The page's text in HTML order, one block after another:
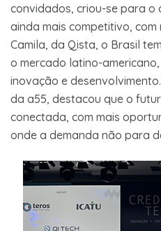
convidados, criou-se para o
ainda mais competitivo,
Camila, da Qista, o Brasil
o mercado latino-
inovação e
da a55, destacou que o
conectada, com mais
onde a demanda não para